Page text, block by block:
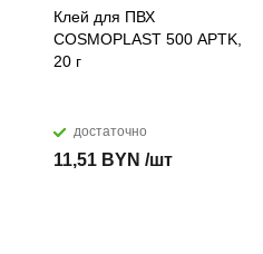
Клей для ПВХ
COSMOPLAST 500 APTK,
20 г
достаточно
11,51 BYN /шт